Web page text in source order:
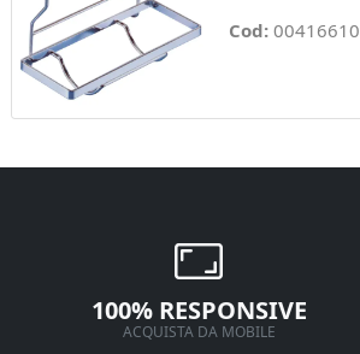
Cod: 00416610
100% RESPONSIVE
ACQUISTA DA MOBILE